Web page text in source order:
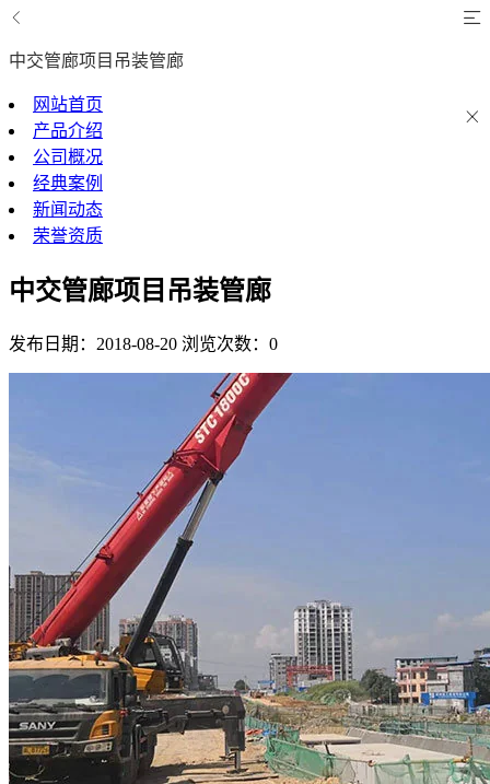
中交管廊项目吊装管廊
网站首页
产品介绍
公司概况
经典案例
新闻动态
荣誉资质
中交管廊项目吊装管廊
发布日期：2018-08-20 浏览次数：0